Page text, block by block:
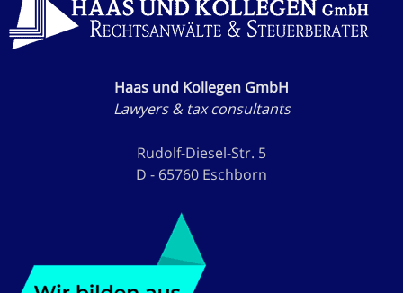
Haas und Kollegen GmbH
Lawyers & tax consultants
Rudolf-Diesel-Str. 5
D - 65760 Eschborn